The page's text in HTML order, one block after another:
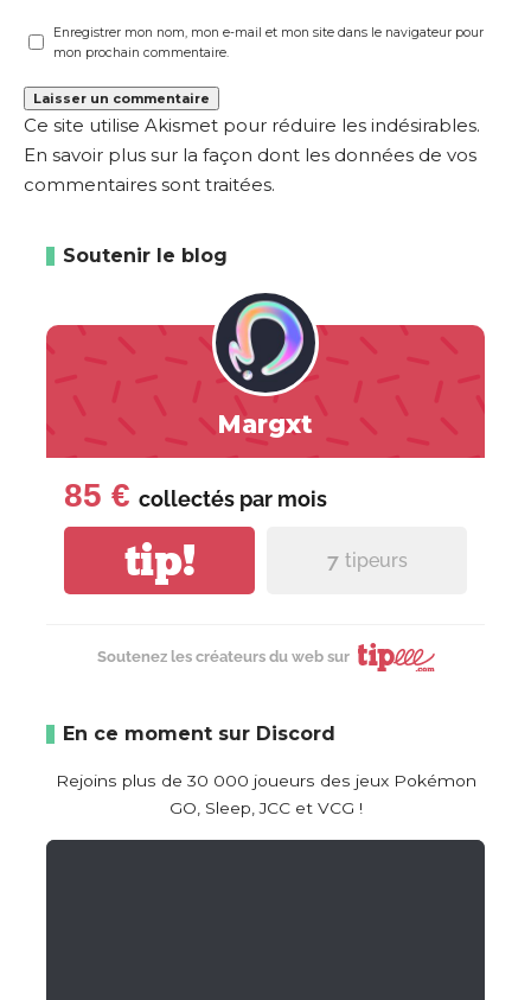
Enregistrer mon nom, mon e-mail et mon site dans le navigateur pour
mon prochain commentaire.
Ce site utilise Akismet pour réduire les indésirables.
En savoir plus sur la façon dont les données de vos
commentaires sont traitées.
Soutenir le blog
Margxt
85 € collectés par mois
tip! 7 tipeurs
Soutenez les créateurs du web sur
En ce moment sur Discord
Rejoins plus de 30 000 joueurs des jeux Pokémon
GO, Sleep, JCC et VCG !